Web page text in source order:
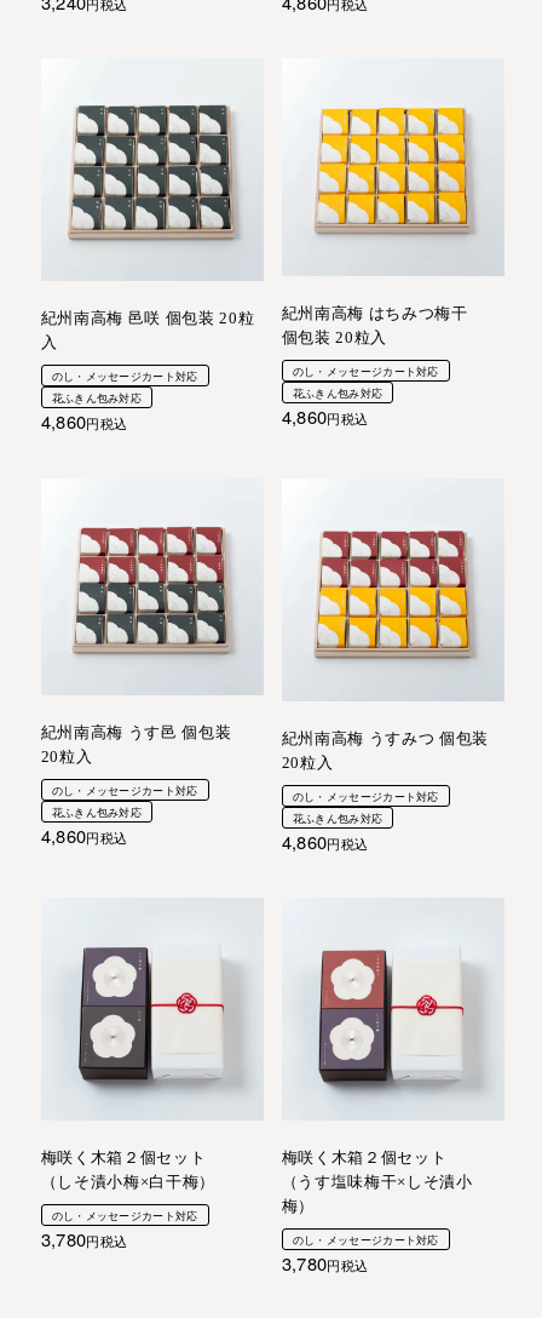
税込 税込
紀州南高梅 邑咲 個包装 20粒
入
のし・メッセージカート対応
花ふきん包み対応
4,860 税込
紀州南高梅 はちみつ梅干
個包装 20粒入
のし・メッセージカート対応
花ふきん包み対応
4,860 税込
紀州南高梅 うす邑 個包装
20粒入
のし・メッセージカート対応
花ふきん包み対応
4,860 税込
紀州南高梅 うすみつ 個包装
20粒入
のし・メッセージカート対応
花ふきん包み対応
4,860 税込
梅咲く木箱２個セット
（しそ漬小梅×白干梅）
のし・メッセージカート対応
3,780 税込
梅咲く木箱２個セット
（うす塩味梅干×しそ漬小
梅）
のし・メッセージカート対応
3,780 税込